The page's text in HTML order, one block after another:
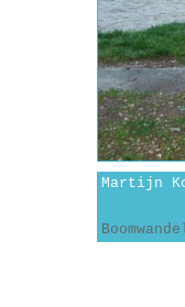
Martijn